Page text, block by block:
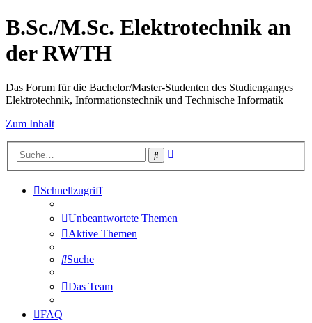
B.Sc./M.Sc. Elektrotechnik an
der RWTH
Das Forum für die Bachelor/Master-Studenten des Studienganges
Elektrotechnik, Informationstechnik und Technische Informatik
Zum Inhalt
Suche
Schnellzugriff
Unbeantwortete Themen
Aktive Themen
Suche
Das Team
FAQ